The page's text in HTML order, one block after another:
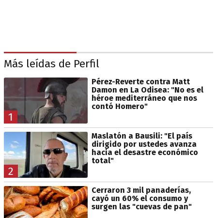
Más leídas de Perfil
1
Pérez-Reverte contra Matt
Damon en La Odisea: "No es el
héroe mediterráneo que nos
contó Homero"
2
Maslatón a Bausili: "El país
dirigido por ustedes avanza
hacia el desastre económico
total"
Cerraron 3 mil panaderías,
cayó un 60% el consumo y
surgen las "cuevas de pan"